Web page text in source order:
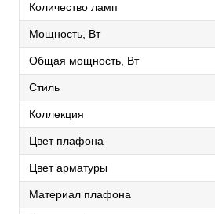
Количество ламп
Мощность, Вт
Общая мощность, Вт
Стиль
Коллекция
Цвет плафона
Цвет арматуры
Материал плафона